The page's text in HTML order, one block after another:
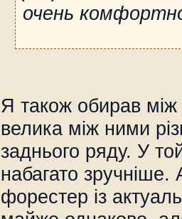
очень
Я також обирав
велика між ними
заднього ряду. У
набагато
форестер із